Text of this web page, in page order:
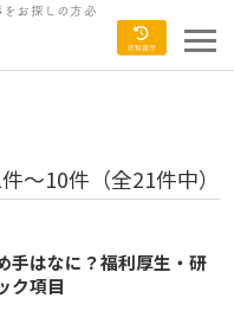
をお探しの方必
～10件（全21件中）
手はなに？福利厚生・研
ク項目